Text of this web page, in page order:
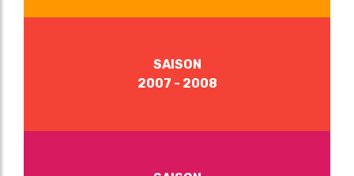
SAISON
2007 - 2008